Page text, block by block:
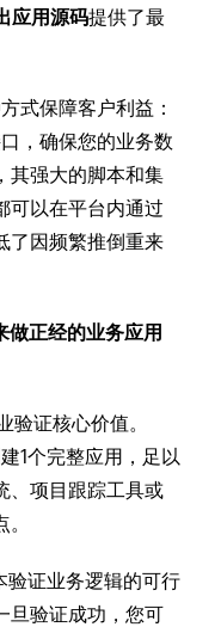
应用源码提供了最
式保障客户利益：
，确保您的业务数
其强大的脚本和集
可以在平台内通过
了因频繁推倒重来
做正经的业务应用
验证核心价值。
1个完整应用，足以
、项目跟踪工具或
证业务逻辑的可行
旦验证成功，您可